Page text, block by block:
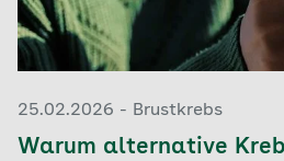
25.02.2026 - Brustkrebs
Warum alternative